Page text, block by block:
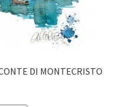
DI MONTECRISTO